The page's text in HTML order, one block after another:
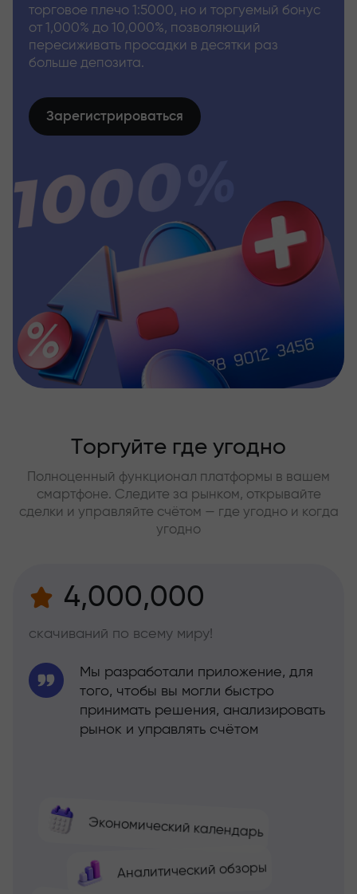
торговое плечо 1:5000, но и торгуемый бонус
от 1,000% до 10,000%, позволяющий
пересиживать просадки в десятки раз
больше депозита.
Зарегистрироваться
Торгуйте где угодно
Полноценный функционал платформы в вашем
смартфоне. Следите за рынком, открывайте
сделки и управляйте счётом — где угодно и когда
угодно
4,000,000
скачиваний по всему миру!
Экономический календарь
Аналитический обзоры
Мы разработали приложение, для
того, чтобы вы могли быстро
принимать решения, анализировать
рынок и управлять счётом